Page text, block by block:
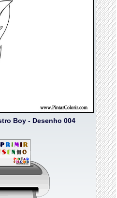
Boy - Desenho 004